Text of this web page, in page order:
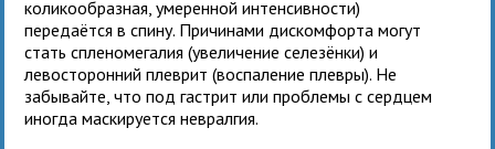
коликообразная, умеренной интенсивности)
передаётся в спину. Причинами дискомфорта могут
стать спленомегалия (увеличение селезёнки) и
левосторонний плеврит (воспаление плевры). Не
забывайте, что под гастрит или проблемы с сердцем
иногда маскируется невралгия.